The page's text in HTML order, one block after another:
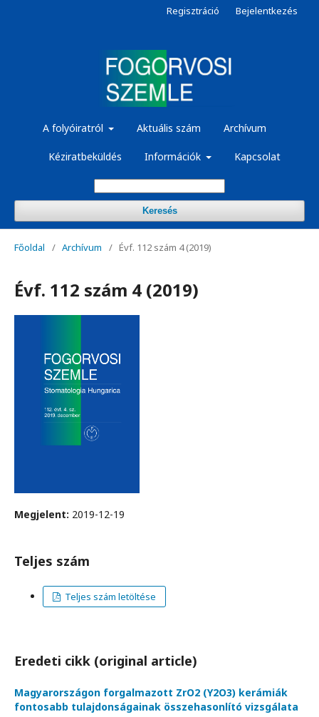
A folyóiratról Aktuális szám Archívum
Kéziratbeküldés Információk Kapcsolat
Keresés
Regisztráció Bejelentkezés
Főoldal / Archívum / Évf. 112 szám 4 (2019)
Évf. 112 szám 4 (2019)
Megjelent: 2019-12-19
Teljes szám
Teljes szám letöltése
Eredeti cikk (original article)
Magyarországon forgalmazott ZrO2 (Y2O3) kerámiák
fontosabb tulajdonságainak összehasonlító vizsgálata